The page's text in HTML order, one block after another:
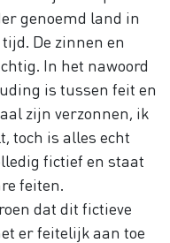
genoemd land in
De zinnen en
In het nawoord
is tussen feit en
zijn verzonnen, ik
toch is alles echt
fictief en staat
feiten.
dat dit fictieve
er feitelijk aan toe